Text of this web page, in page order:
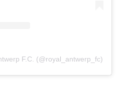
F.C. (@royal_antwerp_fc)